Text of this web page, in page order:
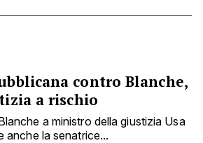
contro Blanche,
a rischio
a ministro della giustizia Usa
anche la senatrice...